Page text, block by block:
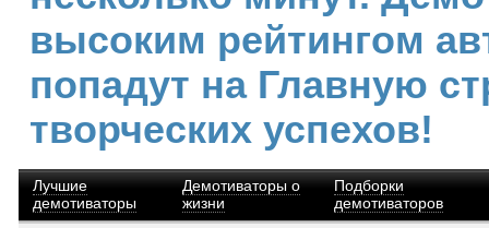
высоким рейтингом
попадут на Главную
творческих успехов!
Лучшие
демотиваторы
Демотиваторы о
жизни
Подборки
демотиваторов